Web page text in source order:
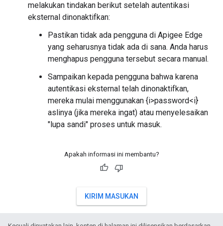
melakukan tindakan berikut setelah autentikasi
eksternal dinonaktifkan:
Pastikan tidak ada pengguna di Apigee Edge
yang seharusnya tidak ada di sana. Anda harus
menghapus pengguna tersebut secara manual.
Sampaikan kepada pengguna bahwa karena
autentikasi eksternal telah dinonaktifkan,
mereka mulai menggunakan {i>password<i}
aslinya (jika mereka ingat) atau menyelesaikan
"lupa sandi" proses untuk masuk.
Apakah informasi ini membantu?
KIRIM MASUKAN